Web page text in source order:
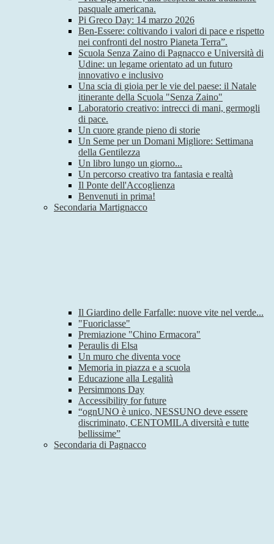
pasquale americana.
Pi Greco Day: 14 marzo 2026
Ben-Essere: coltivando i valori di pace e rispetto
nei confronti del nostro Pianeta Terra”.
Scuola Senza Zaino di Pagnacco e Università di
Udine: un legame orientato ad un futuro
innovativo e inclusivo
Una scia di gioia per le vie del paese: il Natale
itinerante della Scuola "Senza Zaino"
Laboratorio creativo: intrecci di mani, germogli
di pace.
Un cuore grande pieno di storie
Un Seme per un Domani Migliore: Settimana
della Gentilezza
Un libro lungo un giorno...
Un percorso creativo tra fantasia e realtà
Il Ponte dell'Accoglienza
Benvenuti in prima!
Secondaria Martignacco
Il Giardino delle Farfalle: nuove vite nel verde...
"Fuoriclasse"
Premiazione "Chino Ermacora"
Peraulis di Elsa
Un muro che diventa voce
Memoria in piazza e a scuola
Educazione alla Legalità
Persimmons Day
Accessibility for future
“ognUNO è unico, NESSUNO deve essere
discriminato, CENTOMILA diversità e tutte
bellissime”
Secondaria di Pagnacco